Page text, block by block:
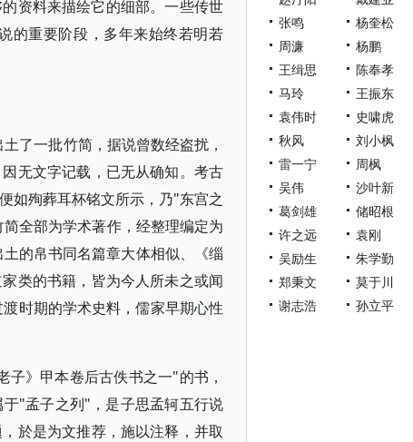
资料来描绘它的细部。一些传世
的重要阶段，多年来始终若明若
了一批竹简，据说曾数经盗扰，
无文字记载，已无从确知。考古
如殉葬耳杯铭文所示，乃"东宫之
全部为学术著作，经整理编定为
的帛书同名篇章大体相似、《缁
类的书籍，皆为今人所未之或闻
时期的学术史料，儒家早期心性
》甲本卷后古佚书之一"的书，
"孟子之列"，是子思孟轲五行说
於是为文推荐，施以注释，并取
张鸣
杨奎松
周濂
杨鹏
王缉思
陈奉孝
马玲
王振东
袁伟时
史啸虎
秋风
刘小枫
雷一宁
周枫
吴伟
沙叶新
葛剑雄
储昭根
许之远
袁刚
吴励生
朱学勤
郑秉文
莫于川
谢志浩
孙立平